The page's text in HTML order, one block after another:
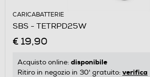
CARICABATTERIE
SBS - TETRPD25W
€ 19,90
Acquisto online: disponibile
Ritiro in negozio in 30' gratuito: verifica